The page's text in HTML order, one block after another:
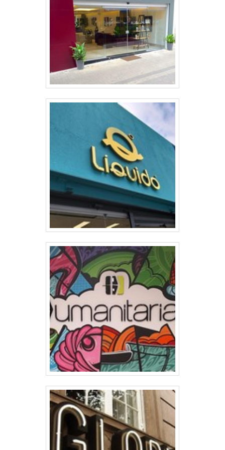
COMPROVADANa RB Revestimentos
sempre tem a solução mais buscada na
área de comunicação visual. São diversas
opções disponibilizadas, como toldos e
totens com ótima qualidade e eficiência.A
empresa conta com um time de
profissionais qualificados para o serviço,
além de investir em equipamentos
modernos, que se ajustam a sua
necessidade. A RB Revestimentos é uma
empresa que tem sido apontada de
forma positiva no mercado pela seriedade
e qualidade, que garantem uma entrega
de excelência de ponta a ponta.Aproveite
a visita para acessar o site e saber mais
sobre a empresa, os serviços e os
produtos. Se preferir, entre em contato
com um dos nossos consultores e solicite
um orçamento!.
seus reforços em criar para cada cliente
uma estrutura com: Escritório de alta
qualidade onde são realizadas as
atividades; Equipamentos de última
geração; Tecnologia de ponta. Tudo isso
para que se tenha corte e gravação a
laser em acrilico com ótima qualidade.
Discorrendo ainda sobre corte e gravação
a laser em acrilico, é importante buscar
uma empresa que tenha produtos e
serviços com ótima qualidade e precisão,
pequenos detalhes, mas de grande valia
para saber a procedência e seriedade da
empresa.Isso tudo é a razão pela qual a RB
Revestimentos é segura quando tratamos
do segmento de comunicação visual. A
entrega final, com foco total na qualidade.
O time conta com trabalhadores de alta
qualidade que terão o maior prazer em
auxiliar com suas dúvidas.EFICIÊNCIA E
QUALIDADE COMPROVADAApenas na RB
Revestimentos existem as melhores
variedades no segmento quando o
assunto for comunicação visual. São
opções variadas que a empresa oferece,
ótima qualidade e excelente custo-
benefício.Garantimos a satisfação dos
clientes através de um atendimento
singular, por meio de profissionais